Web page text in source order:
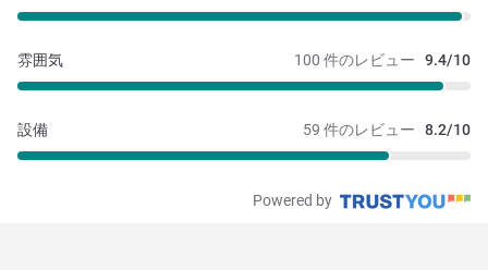
100 件のレビュー 9.4/10
雰囲気
59 件のレビュー 8.2/10
設備
Powered by